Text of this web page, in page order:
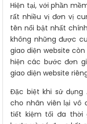
Hiện tại, với phần
rất nhiều vị đơn vị
tên nổi bật nhất
không những được
giao diện website
hiện các bước đơn
giao diện website
Đặc biệt khi sử dụng
cho nhân viên lại vô
tiết kiệm tối đa thời